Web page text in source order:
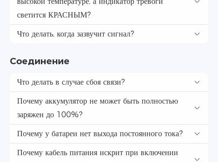
светится КРАСНЫМ?
Что делать, когда зазвучит сигнал?
Соединение
Что делать в случае сбоя связи?
Почему аккумулятор не может быть полностью
заряжен до 100%?
Почему у батареи нет выхода постоянного тока?
Почему кабель питания искрит при включении